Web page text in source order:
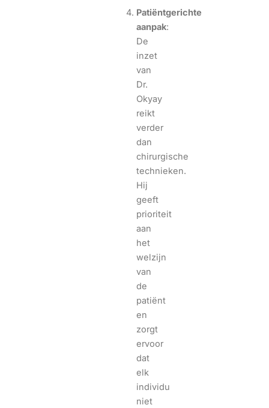
Patiëntgerichte
aanpak:
De
inzet
van
Dr.
Okyay
reikt
verder
dan
chirurgische
technieken.
Hij
geeft
prioriteit
aan
het
welzijn
van
de
patiënt
en
zorgt
ervoor
dat
elk
individu
niet